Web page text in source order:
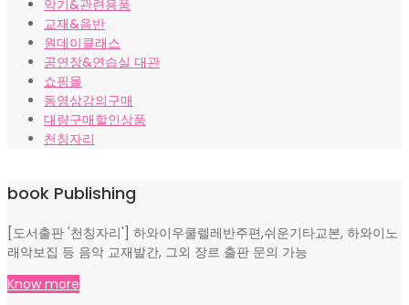
악기&관련용품
교재&음반
원데이클래스
공연장&연습실 대관
쇼핑몰
동영상강의구매
대량구매할인상품
천칭자리
book Publishing
[도서출판 '천칭자리'] 하와이우쿨렐레반주편,쉬운기타교본, 하와이노
래악보집 등 음악 교재발간, 그외 장르 출판 문의 가능
Know more